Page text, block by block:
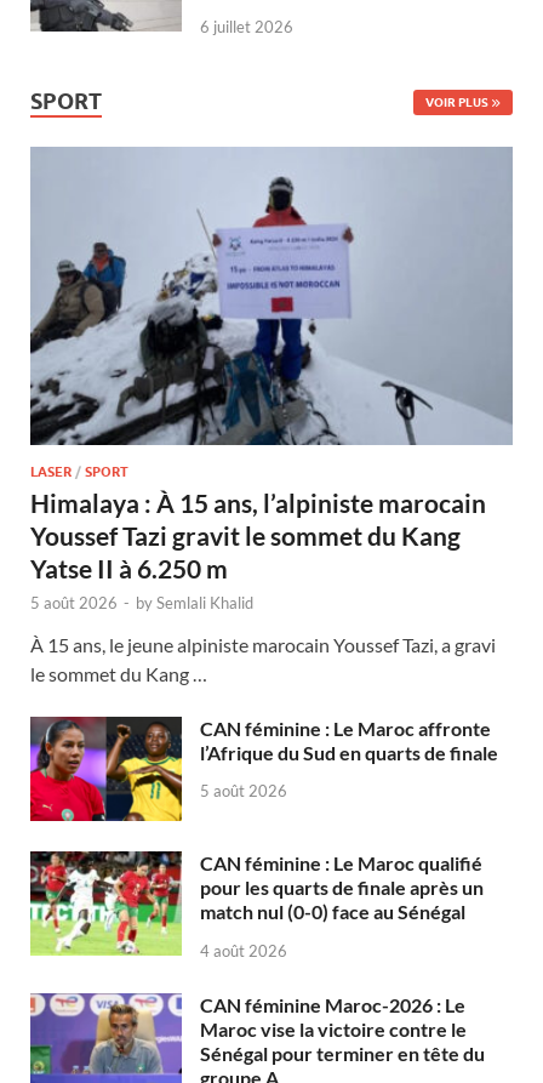
6 juillet 2026
SPORT VOIR PLUS
LASER / SPORT
Himalaya : À 15 ans, l’alpiniste marocain
Youssef Tazi gravit le sommet du Kang
Yatse II à 6.250 m
5 août 2026 - bySemlali Khalid
À 15 ans, le jeune alpiniste marocain Youssef Tazi, a gravi
le sommet du Kang …
CAN féminine : Le Maroc affronte
l’Afrique du Sud en quarts de finale
5 août 2026
CAN féminine : Le Maroc qualifié
pour les quarts de finale après un
match nul (0-0) face au Sénégal
4 août 2026
CAN féminine Maroc-2026 : Le
Maroc vise la victoire contre le
Sénégal pour terminer en tête du
groupe A